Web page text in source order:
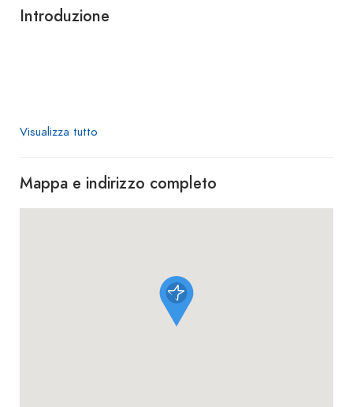
Introduzione
Visualizza tutto
Mappa e indirizzo completo